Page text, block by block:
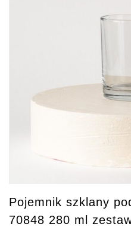
Pojemnik szklany
70848 280 ml